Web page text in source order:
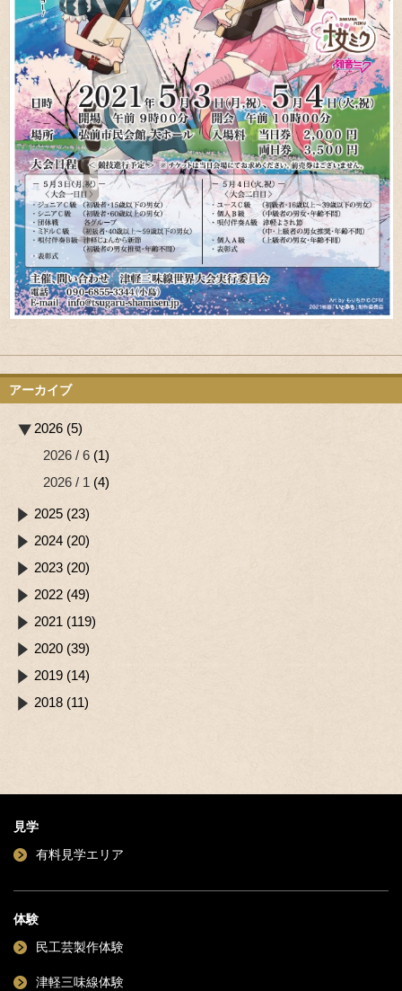
アーカイブ
2026 (5)
2026 / 6 (1)
2026 / 1 (4)
2025 (23)
2024 (20)
2023 (20)
2022 (49)
2021 (119)
2020 (39)
2019 (14)
2018 (11)
見学
有料見学エリア
体験
民工芸製作体験
津軽三味線体験